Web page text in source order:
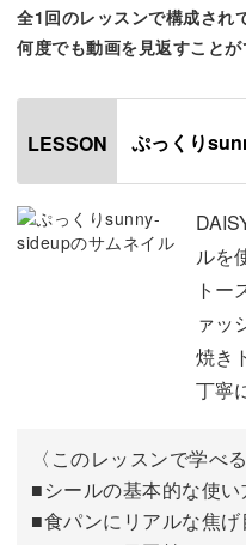
作る方法をレクチャーして
遊び心のあるプレイフル
でなく世界からも注目を
そんな先生が今回レクチ
体的に仕上げる目玉焼き
今回のレッスンでは、
ちゃっぴーフォント サニ
っと美味しそうな目玉焼
具体的には、
◆シールの基本的な使い方
全1回のレッスンで構成され
何度でも動画を見返すことが
LESSON ぷっくり
ルを
トー
ァッ
焼き
丁寧
〈このレッスンで学べ
■シールの基本的な使い
■食パンにリアルな焦